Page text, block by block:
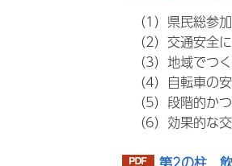
（1）県民総参
（2）交通安全
（3）地域でつ
（4）自転車の
（5）段階的か
（6）効果的な